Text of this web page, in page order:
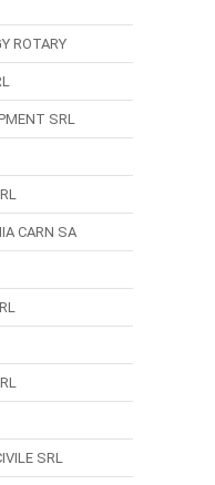
ROTARY
SRL
CARN SA
SRL